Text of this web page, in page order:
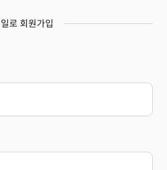
로 회원가입